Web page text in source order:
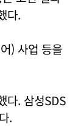
다.
) 사업 등을
다. 삼성SDS
.